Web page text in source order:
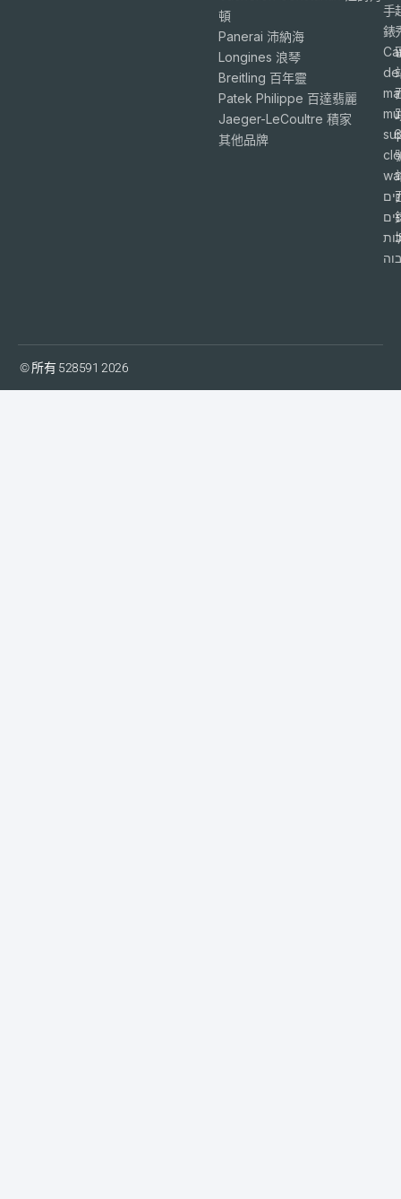
頓
Panerai 沛納海
Longines 浪琴
Breitling 百年靈
Patek Philippe 百達翡麗
Jaeger-LeCoultre 積家
其他品牌
手
錶
de
© 所有 528591 2026